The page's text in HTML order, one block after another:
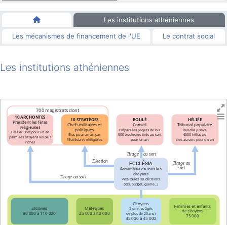
Les institutions athéniennes
Les mécanismes de financement de l'UE Le contrat social
Les institutions athéniennes
700 magistrats dont
HÉLIÉE
Tribunal populaire
Rend la justice
6000 héliastes
tirés au sort pour un an
ECCLÉSIA
Assemblée de tous les
citoyens
Vote toules les décisions
(lois, budget, guerre...)
Citoyens
(hommes âgés
de plus de 20 ans)
35 000 à 45 000
Esclaves
80 000 à 110 000
Femmes et enfants
de citoyens
75 000
Métèques
25 000 à 40 000
BOULÈ
Conseil
Prépare les projets de lois
500 bouleutes tirés au sort
pour un an
10 ARCHONTES
Président les fêtes
religieuses
Tirés au sort pour un an
parmi les citoyens les plus
riches
10 STRATÈGES
Chefs militaires et
politiques
Élus pour un an par
l'Ecclésia et rééligibles
Tirage au
sort
Élection
Tirage au sort
Tirage au sort